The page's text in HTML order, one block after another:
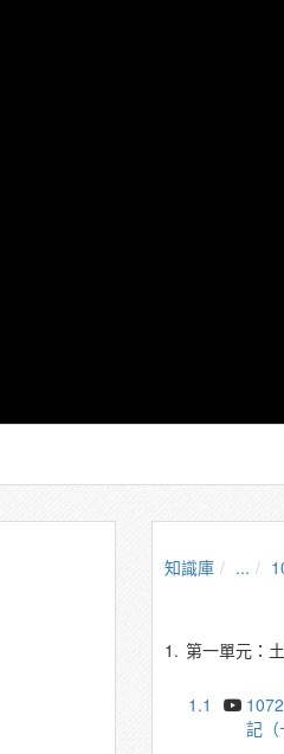
知識庫 ...
1. 第一單元：
1.1
記（